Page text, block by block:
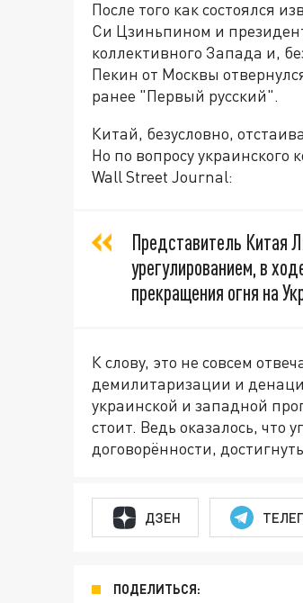
После того как состоялся
Си Цзиньпином и
коллективного Запада и,
Пекин от Москвы
ранее "Первый русский".
Китай, безусловно,
Но по вопросу украинского
Wall Street Journal:
Представитель Китая
урегулированием, в
прекращения огня на
К слову, это не совсем
демилитаризации и
украинской и западной
стоит. Ведь оказалось,
договорённости,
ДЗЕН
ПОДЕЛИТЬСЯ: